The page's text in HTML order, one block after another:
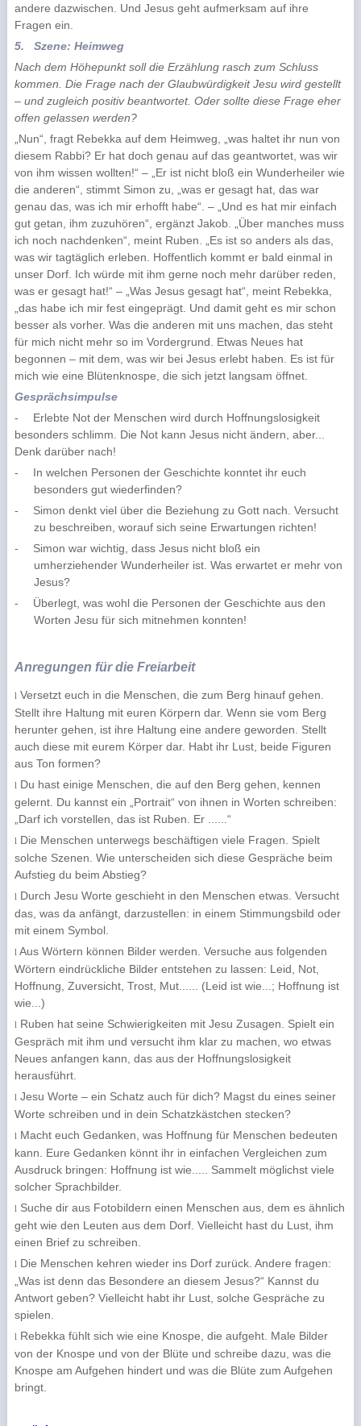
andere dazwischen. Und Jesus geht aufmerksam auf ihre
Fragen ein.
5.
Szene: Heimweg
Nach dem Höhepunkt soll die Erzählung rasch zum Schluss
kommen. Die Frage nach der Glaubwürdigkeit Jesu wird gestellt
– und zugleich positiv beantwortet. Oder sollte diese Frage eher
offen gelassen werden?
„Nun“, fragt Rebekka auf dem Heimweg, „was haltet ihr nun von
diesem Rabbi? Er hat doch genau auf das geantwortet, was wir
von ihm wissen wollten!“ – „Er ist nicht bloß ein Wunderheiler wie
die anderen“, stimmt Simon zu, „was er gesagt hat, das war
genau das, was ich mir erhofft habe“. – „Und es hat mir einfach
gut getan, ihm zuzuhören“, ergänzt Jakob. „Über manches muss
ich noch nachdenken“, meint Ruben. „Es ist so anders als das,
was wir tagtäglich erleben. Hoffentlich kommt er bald einmal in
unser Dorf. Ich würde mit ihm gerne noch mehr darüber reden,
was er gesagt hat!“ – „Was Jesus gesagt hat“, meint Rebekka,
„das habe ich mir fest eingeprägt. Und damit geht es mir schon
besser als vorher. Was die anderen mit uns machen, das steht
für mich nicht mehr so im Vordergrund. Etwas Neues hat
begonnen – mit dem, was wir bei Jesus erlebt haben. Es ist für
mich wie eine Blütenknospe, die sich jetzt langsam öffnet.
Gesprächsimpulse
-
Erlebte Not der Menschen wird durch Hoffnungslosigkeit
besonders schlimm. Die Not kann Jesus nicht ändern, aber...
Denk darüber nach!
-
In welchen Personen der Geschichte konntet ihr euch
besonders gut wiederfinden?
-
Simon denkt viel über die Beziehung zu Gott nach. Versucht
zu beschreiben, worauf sich seine Erwartungen richten!
-
Simon war wichtig, dass Jesus nicht bloß ein
umherziehender Wunderheiler ist. Was erwartet er mehr von
Jesus?
-
Überlegt, was wohl die Personen der Geschichte aus den
Worten Jesu für sich mitnehmen konnten!
Anregungen für die Freiarbeit
l Versetzt euch in die Menschen, die zum Berg hinauf gehen.
Stellt ihre Haltung mit euren Körpern dar. Wenn sie vom Berg
herunter gehen, ist ihre Haltung eine andere geworden. Stellt
auch diese mit eurem Körper dar. Habt ihr Lust, beide Figuren
aus Ton formen?
l
Du hast einige Menschen, die auf den Berg gehen, kennen
gelernt. Du kannst ein „Portrait“ von ihnen in Worten schreiben:
„Darf ich vorstellen, das ist Ruben. Er ......“
l
Die Menschen unterwegs beschäftigen viele Fragen. Spielt
solche Szenen. Wie unterscheiden sich diese Gespräche beim
Aufstieg du beim Abstieg?
l
Durch Jesu Worte geschieht in den Menschen etwas. Versucht
das, was da anfängt, darzustellen: in einem Stimmungsbild oder
mit einem Symbol.
l Aus Wörtern können Bilder werden. Versuche aus folgenden
Wörtern eindrückliche Bilder entstehen zu lassen: Leid, Not,
Hoffnung, Zuversicht, Trost, Mut...... (Leid ist wie...; Hoffnung ist
wie...)
l
Ruben hat seine Schwierigkeiten mit Jesu Zusagen. Spielt ein
Gespräch mit ihm und versucht ihm klar zu machen, wo etwas
Neues anfangen kann, das aus der Hoffnungslosigkeit
herausführt.
l Jesu Worte – ein Schatz auch für dich? Magst du eines seiner
Worte schreiben und in dein Schatzkästchen stecken?
l
Macht euch Gedanken, was Hoffnung für Menschen bedeuten
kann. Eure Gedanken könnt ihr in einfachen Vergleichen zum
Ausdruck bringen: Hoffnung ist wie..... Sammelt möglichst viele
solcher Sprachbilder.
l
Suche dir aus Fotobildern einen Menschen aus, dem es ähnlich
geht wie den Leuten aus dem Dorf. Vielleicht hast du Lust, ihm
einen Brief zu schreiben.
l
Die Menschen kehren wieder ins Dorf zurück. Andere fragen:
„Was ist denn das Besondere an diesem Jesus?“ Kannst du
Antwort geben? Vielleicht habt ihr Lust, solche Gespräche zu
spielen.
l
Rebekka fühlt sich wie eine Knospe, die aufgeht. Male Bilder
von der Knospe und von der Blüte und schreibe dazu, was die
Knospe am Aufgehen hindert und was die Blüte zum Aufgehen
bringt.